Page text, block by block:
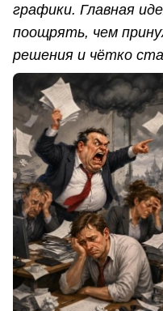
графики. Главная
поощрять, чем
решения и чётко